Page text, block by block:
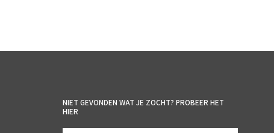
NIET GEVONDEN WAT JE ZOCHT? PROBEER HET
HIER